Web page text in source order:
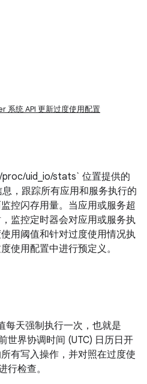
系统 API 更新过度使用配置
uid_io/stats` 位置提供的
，跟踪所有应用和服务执行的
控闪存用量。当应用或服务超
监控定时器会对应用或服务执
用阈值和针对过度使用情况执
使用配置中进行预定义。
每天强制执行一次，也就是
世界协调时间 (UTC) 日历日开
有写入操作，并对照在过度使
行检查。